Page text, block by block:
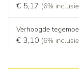
€ 5,17 (6%
Verhoogde
€ 3,10 (6%